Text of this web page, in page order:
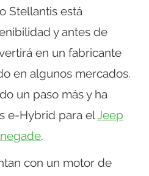
Stellantis está
y antes de
en un fabricante
en algunos mercados.
un paso más y ha
e-Hybrid para elJeep
.
con un motor de